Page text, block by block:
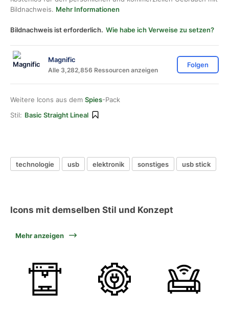
Bildnachweis. Mehr Informationen
Bildnachweis ist erforderlich. Wie habe ich Verweise zu setzen?
Magnific
Alle 3,282,856 Ressourcen anzeigen
Folgen
Weitere Icons aus dem Spies-Pack
Stil: Basic Straight Lineal
technologie usb elektronik sonstiges usb stick
Icons mit demselben Stil und Konzept
Mehr anzeigen